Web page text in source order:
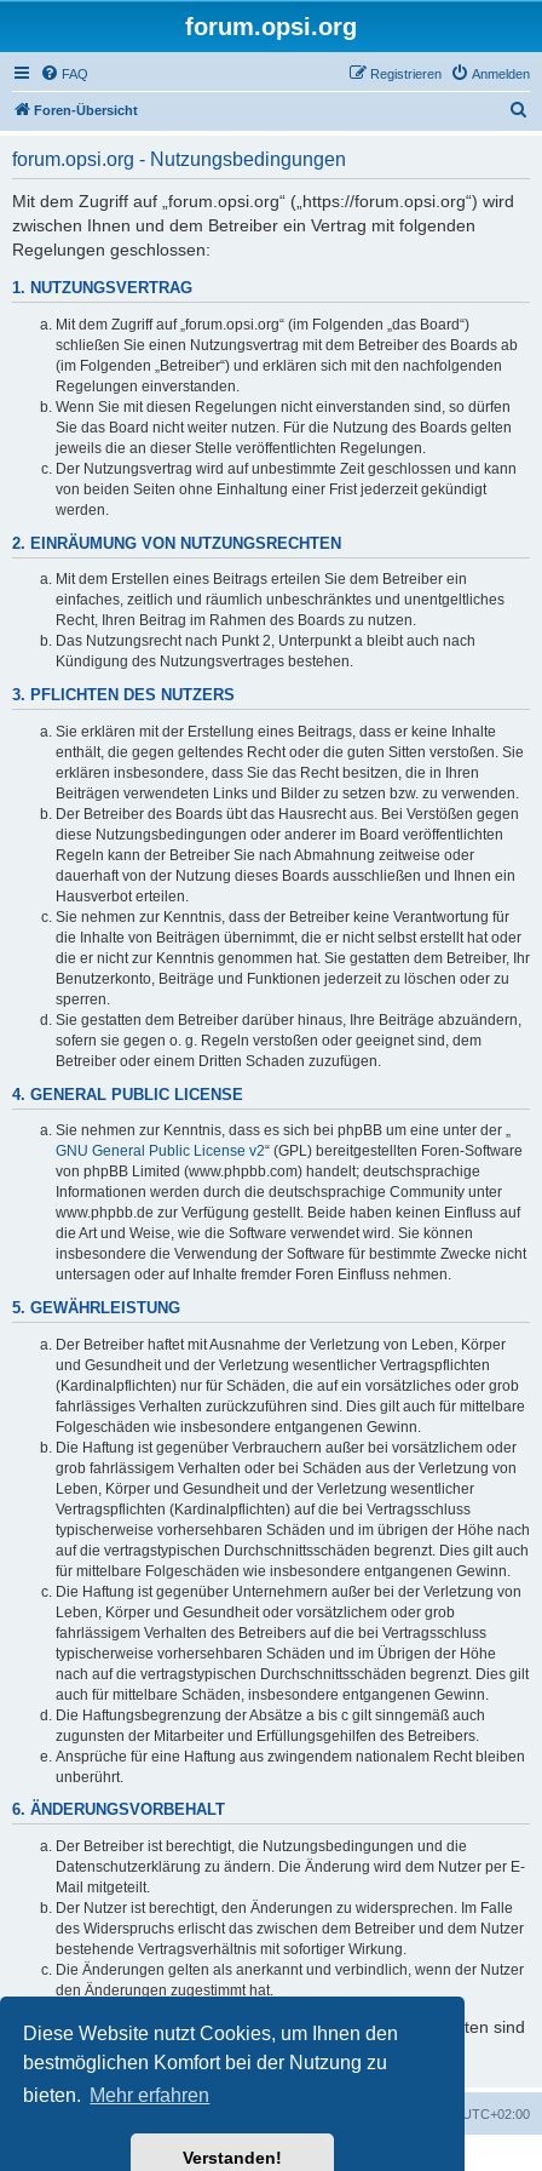
Diese Website nutzt Cookies, um Ihnen den
bestmöglichen Komfort bei der Nutzung zu
bieten. Mehr erfahren
Verstanden!
forum.opsi.org
FAQ Anmelden
Registrieren
Foren-Übersicht
forum.opsi.org - Nutzungsbedingungen
Mit dem Zugriff auf „forum.opsi.org“ („https://forum.opsi.org“) wird
zwischen Ihnen und dem Betreiber ein Vertrag mit folgenden
Regelungen geschlossen:
1. NUTZUNGSVERTRAG
Mit dem Zugriff auf „forum.opsi.org“ (im Folgenden „das Board“)
schließen Sie einen Nutzungsvertrag mit dem Betreiber des Boards ab
(im Folgenden „Betreiber“) und erklären sich mit den nachfolgenden
Regelungen einverstanden.
Wenn Sie mit diesen Regelungen nicht einverstanden sind, so dürfen
Sie das Board nicht weiter nutzen. Für die Nutzung des Boards gelten
jeweils die an dieser Stelle veröffentlichten Regelungen.
Der Nutzungsvertrag wird auf unbestimmte Zeit geschlossen und kann
von beiden Seiten ohne Einhaltung einer Frist jederzeit gekündigt
werden.
2. EINRÄUMUNG VON NUTZUNGSRECHTEN
Mit dem Erstellen eines Beitrags erteilen Sie dem Betreiber ein
einfaches, zeitlich und räumlich unbeschränktes und unentgeltliches
Recht, Ihren Beitrag im Rahmen des Boards zu nutzen.
Das Nutzungsrecht nach Punkt 2, Unterpunkt a bleibt auch nach
Kündigung des Nutzungsvertrages bestehen.
3. PFLICHTEN DES NUTZERS
Sie erklären mit der Erstellung eines Beitrags, dass er keine Inhalte
enthält, die gegen geltendes Recht oder die guten Sitten verstoßen. Sie
erklären insbesondere, dass Sie das Recht besitzen, die in Ihren
Beiträgen verwendeten Links und Bilder zu setzen bzw. zu verwenden.
Der Betreiber des Boards übt das Hausrecht aus. Bei Verstößen gegen
diese Nutzungsbedingungen oder anderer im Board veröffentlichten
Regeln kann der Betreiber Sie nach Abmahnung zeitweise oder
dauerhaft von der Nutzung dieses Boards ausschließen und Ihnen ein
Hausverbot erteilen.
Sie nehmen zur Kenntnis, dass der Betreiber keine Verantwortung für
die Inhalte von Beiträgen übernimmt, die er nicht selbst erstellt hat oder
die er nicht zur Kenntnis genommen hat. Sie gestatten dem Betreiber, Ihr
Benutzerkonto, Beiträge und Funktionen jederzeit zu löschen oder zu
sperren.
Sie gestatten dem Betreiber darüber hinaus, Ihre Beiträge abzuändern,
sofern sie gegen o. g. Regeln verstoßen oder geeignet sind, dem
Betreiber oder einem Dritten Schaden zuzufügen.
4. GENERAL PUBLIC LICENSE
Sie nehmen zur Kenntnis, dass es sich bei phpBB um eine unter der „
GNU General Public License v2“ (GPL) bereitgestellten Foren-Software
von phpBB Limited (www.phpbb.com) handelt; deutschsprachige
Informationen werden durch die deutschsprachige Community unter
www.phpbb.de zur Verfügung gestellt. Beide haben keinen Einfluss auf
die Art und Weise, wie die Software verwendet wird. Sie können
insbesondere die Verwendung der Software für bestimmte Zwecke nicht
untersagen oder auf Inhalte fremder Foren Einfluss nehmen.
5. GEWÄHRLEISTUNG
Der Betreiber haftet mit Ausnahme der Verletzung von Leben, Körper
und Gesundheit und der Verletzung wesentlicher Vertragspflichten
(Kardinalpflichten) nur für Schäden, die auf ein vorsätzliches oder grob
fahrlässiges Verhalten zurückzuführen sind. Dies gilt auch für mittelbare
Folgeschäden wie insbesondere entgangenen Gewinn.
Die Haftung ist gegenüber Verbrauchern außer bei vorsätzlichem oder
grob fahrlässigem Verhalten oder bei Schäden aus der Verletzung von
Leben, Körper und Gesundheit und der Verletzung wesentlicher
Vertragspflichten (Kardinalpflichten) auf die bei Vertragsschluss
typischerweise vorhersehbaren Schäden und im übrigen der Höhe nach
auf die vertragstypischen Durchschnittsschäden begrenzt. Dies gilt auch
für mittelbare Folgeschäden wie insbesondere entgangenen Gewinn.
Die Haftung ist gegenüber Unternehmern außer bei der Verletzung von
Leben, Körper und Gesundheit oder vorsätzlichem oder grob
fahrlässigem Verhalten des Betreibers auf die bei Vertragsschluss
typischerweise vorhersehbaren Schäden und im Übrigen der Höhe
nach auf die vertragstypischen Durchschnittsschäden begrenzt. Dies gilt
auch für mittelbare Schäden, insbesondere entgangenen Gewinn.
Die Haftungsbegrenzung der Absätze a bis c gilt sinngemäß auch
zugunsten der Mitarbeiter und Erfüllungsgehilfen des Betreibers.
Ansprüche für eine Haftung aus zwingendem nationalem Recht bleiben
unberührt.
6. ÄNDERUNGSVORBEHALT
Der Betreiber ist berechtigt, die Nutzungsbedingungen und die
Datenschutzerklärung zu ändern. Die Änderung wird dem Nutzer per E-
Mail mitgeteilt.
Der Nutzer ist berechtigt, den Änderungen zu widersprechen. Im Falle
des Widerspruchs erlischt das zwischen dem Betreiber und dem Nutzer
bestehende Vertragsverhältnis mit sofortiger Wirkung.
Die Änderungen gelten als anerkannt und verbindlich, wenn der Nutzer
den Änderungen zugestimmt hat.
Informationen über den Umgang mit Ihren persönlichen Daten sind
in der Datenschutzerklärung enthalten.
UTC+02:00
Powered byphpBB® Forum Software © phpBB Limited